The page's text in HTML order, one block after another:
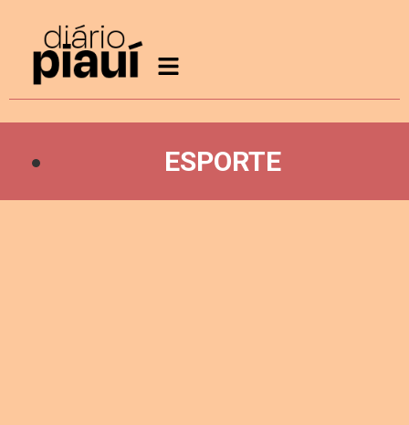
ESPORTE